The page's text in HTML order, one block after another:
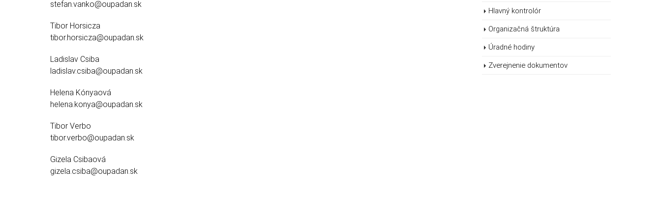
stefan.vanko@oupadan.sk
Tibor Horsicza
tibor.horsicza@oupadan.sk
Ladislav Csiba
ladislav.csiba@oupadan.sk
Helena Kónyaová
helena.konya@oupadan.sk
Tibor Verbo
tibor.verbo@oupadan.sk
Gizela Csibaová
gizela.csiba@oupadan.sk
Hlavný kontrolór
Organizačná štruktúra
Úradné hodiny
Zverejnenie dokumentov